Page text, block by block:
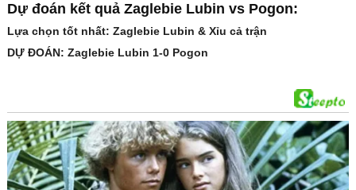
Dự đoán kết quả Zaglebie Lubin vs Pogon:
Lựa chọn tốt nhất: Zaglebie Lubin & Xỉu cả trận
DỰ ĐOÁN: Zaglebie Lubin 1-0 Pogon